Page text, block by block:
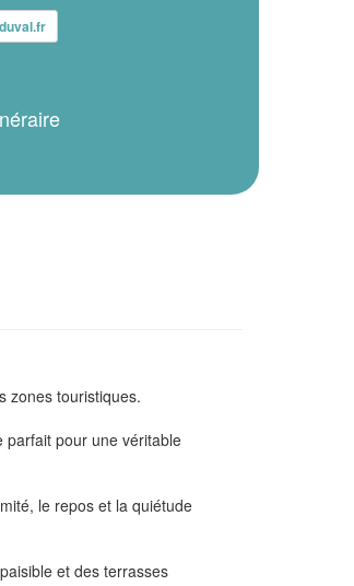
zones touristiques.
parfait pour une véritable
le repos et la quiétude
et des terrasses